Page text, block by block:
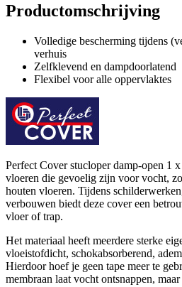
Productomschrijving
Volledige bescherming tijdens
verhuis
Zelfklevend en dampdoorlatend
Flexibel voor alle oppervlaktes
Perfect Cover stucloper damp-open 1
vloeren die gevoelig zijn voor vocht,
houten vloeren. Tijdens
verbouwen biedt deze cover een
vloer of trap.
Het materiaal heeft meerdere sterke
vloeistofdicht, schokabsorberend,
Hierdoor hoef je geen tape meer te
membraan laat vocht ontsnappen,